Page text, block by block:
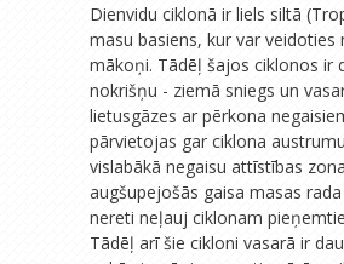
Dienvidu ciklonā ir liels siltā
masu basiens, kur var veidoties
mākoņi. Tādēļ šajos ciklonos ir
nokrišņu - ziemā sniegs un
lietusgāzes ar pērkona
pārvietojas gar ciklona
vislabākā negaisu attīstības
augšupejošās gaisa masas
nereti neļauj ciklonam
Tādēļ arī šie cikloni vasarā ir